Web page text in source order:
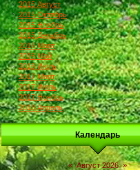
2015 Август
2015 Октябрь
2015 Ноябрь
2015 Декабрь
2016 Март
2016 Май
2016 Июль
2017 Март
2017 Июль
2017 Ноябрь
2018 Апрель
Календарь
« Август 2026 »